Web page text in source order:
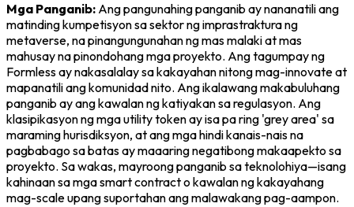
Mga Panganib: Ang pangunahing panganib ay nananatili ang
matinding kumpetisyon sa sektor ng imprastraktura ng
metaverse, na pinangungunahan ng mas malaki at mas
mahusay na pinondohang mga proyekto. Ang tagumpay ng
Formless ay nakasalalay sa kakayahan nitong mag-innovate at
mapanatili ang komunidad nito. Ang ikalawang makabuluhang
panganib ay ang kawalan ng katiyakan sa regulasyon. Ang
klasipikasyon ng mga utility token ay isa pa ring 'grey area' sa
maraming hurisdiksyon, at ang mga hindi kanais-nais na
pagbabago sa batas ay maaaring negatibong makaapekto sa
proyekto. Sa wakas, mayroong panganib sa teknolohiya—isang
kahinaan sa mga smart contract o kawalan ng kakayahang
mag-scale upang suportahan ang malawakang pag-aampon.